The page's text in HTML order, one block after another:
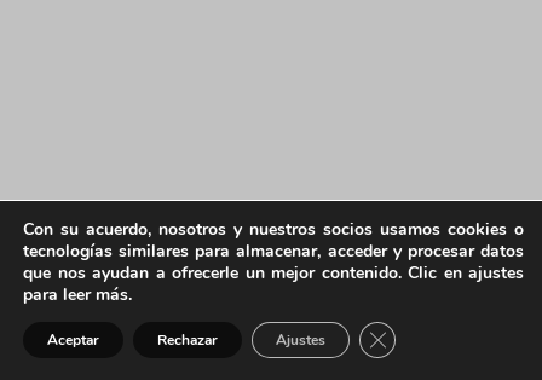
Con su acuerdo, nosotros y nuestros socios usamos cookies o
tecnologías similares para almacenar, acceder y procesar datos
que nos ayudan a ofrecerle un mejor contenido. Clic en ajustes
para leer más.
Aceptar Rechazar Ajustes Cerrar el banner de